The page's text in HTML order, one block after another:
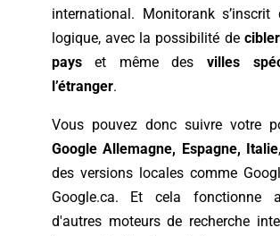
international. Monitorank s’inscrit
logique, avec la possibilité de
payset même desvilles
l’étranger.
Vous pouvez donc suivre votre
Google Allemagne, Espagne, Italie
des versions locales comme
Google.ca. Et cela fonctionne
d'autres moteurs de recherche